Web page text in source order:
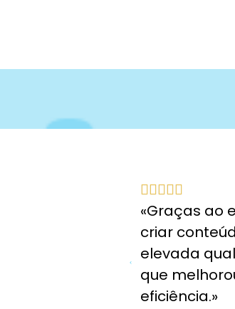

«Graças ao
criar
elevada
que
eficiência.»